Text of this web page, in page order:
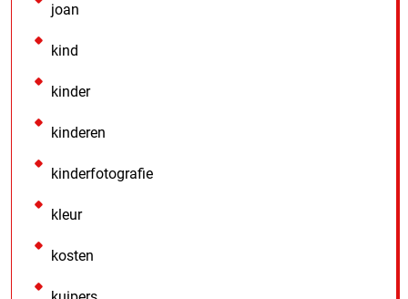
joan
kind
kinder
kinderen
kinderfotografie
kleur
kosten